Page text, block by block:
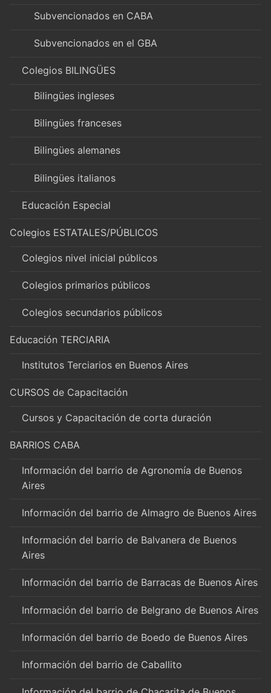
Subvencionados en CABA
Subvencionados en el GBA
Colegios BILINGÜES
Bilingües ingleses
Bilingües franceses
Bilingües alemanes
Bilingües italianos
Educación Especial
Colegios ESTATALES/PÚBLICOS
Colegios nivel inicial públicos
Colegios primarios públicos
Colegios secundarios públicos
Educación TERCIARIA
Institutos Terciarios en Buenos Aires
CURSOS de Capacitación
Cursos y Capacitación de corta duración
BARRIOS CABA
Información del barrio de Agronomía de Buenos
Aires
Información del barrio de Almagro de Buenos Aires
Información del barrio de Balvanera de Buenos
Aires
Información del barrio de Barracas de Buenos Aires
Información del barrio de Belgrano de Buenos Aires
Información del barrio de Boedo de Buenos Aires
Información del barrio de Caballito